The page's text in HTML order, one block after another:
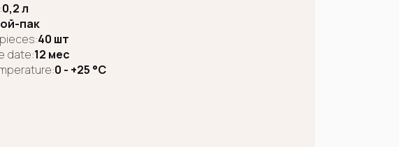
0,2 л
пак
40 шт
date:12 мес
0 - +25 °C